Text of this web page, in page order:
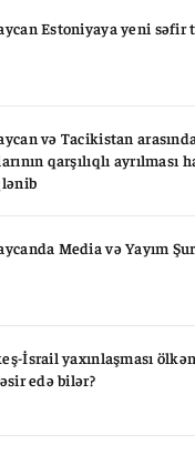
Estoniyaya yeni səfir
və Tacikistan
qarşılıqlı ayrılması
Media və Yayım
İsrail yaxınlaşması
edə bilər?